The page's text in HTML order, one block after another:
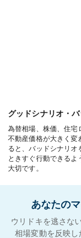
グッドシナリオ・
為替相場、株価、住宅
不動産価格が大きく変
ると、バッドシナリオ
ときすぐ行動できる
大切です。
あなたの
ウリドキを逃さな
相場変動を反映し